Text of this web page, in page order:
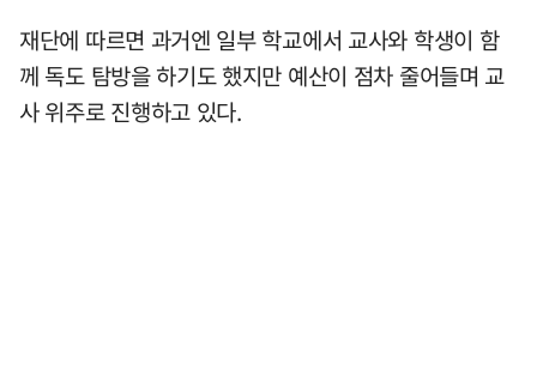
재단에 따르면 과거엔 일부 학교에서 교사와 학생이 함
께 독도 탐방을 하기도 했지만 예산이 점차 줄어들며 교
사 위주로 진행하고 있다.